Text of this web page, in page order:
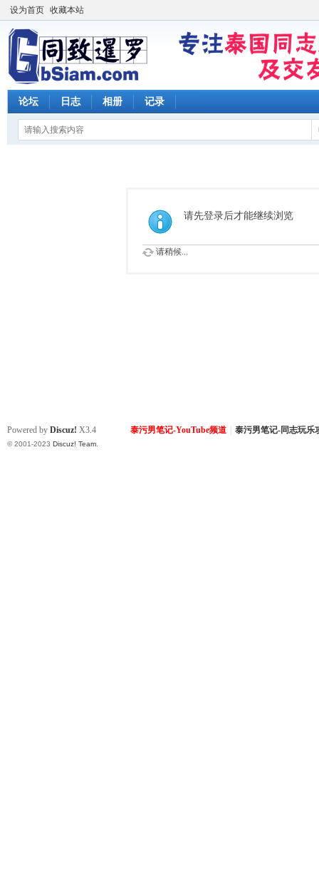
设为首页 收藏本站
论坛 日志 相册 记录
请先登录后才能继续浏览
请稍候...
泰污男笔记-YouTube频道 泰污男笔记-同志玩乐
Powered by Discuz! X3.4
© 2001-2023 Discuz! Team.